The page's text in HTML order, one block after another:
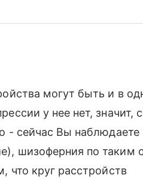
могут быть и в
у нее нет, значит,
- сейчас Вы наблюдаете
шизоферния по таким
что круг расстройств